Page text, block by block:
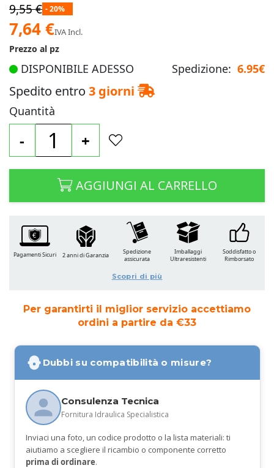
9,55 € - 20%
Prezzo
speciale
7,64 €IVA Incl.
Prezzo al pz
DISPONIBILE ADESSO Spedizione: 6.95€
Spedito entro 3 giorni
Quantità
- +
AGGIUNGI AL CARRELLO
Per garantirti il miglior servizio accettiamo
ordini a partire da €33
Dubbi su compatibilità o misure?
Consulenza Tecnica
Fornitura Idraulica Specialistica
Inviaci una foto, un codice prodotto o la lista materiali: ti
aiutiamo a scegliere il ricambio o componente corretto
prima di ordinare.
Pagamenti Sicuri 2 anni di Garanzia
Spedizione
assicurata
Imballaggi
Ultraresistenti
Soddisfatto o
Rimborsato
Scopri di più